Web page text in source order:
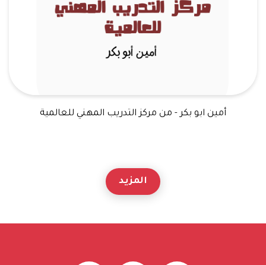
أمين ابو بكر - من مركز التدريب المهني للعالمية
المزيد